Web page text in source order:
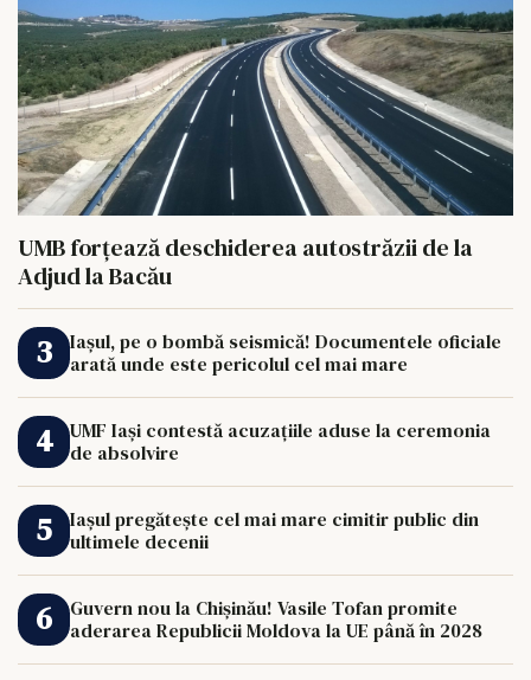
UMB forțează deschiderea autostrăzii de la
Adjud la Bacău
Iașul, pe o bombă seismică! Documentele oficiale
arată unde este pericolul cel mai mare
UMF Iași contestă acuzațiile aduse la ceremonia
de absolvire
Iașul pregătește cel mai mare cimitir public din
ultimele decenii
Guvern nou la Chișinău! Vasile Tofan promite
aderarea Republicii Moldova la UE până în 2028